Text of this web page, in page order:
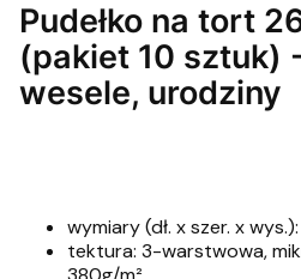
Pudełko na tort
(pakiet 10 sztuk)
wesele, urodziny
wymiary (dł. x szer. x
tektura: 3-warstwowa,